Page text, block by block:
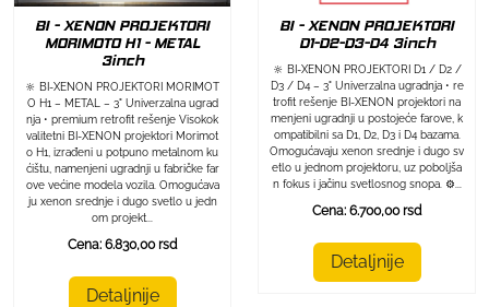
BI - XENON PROJEKTORI
MORIMOTO H1 - METAL
3inch
🔆 BI-XENON PROJEKTORI MORIMOT
O H1 – METAL – 3" Univerzalna ugrad
nja • premium retrofit rešenje Visokok
valitetni BI-XENON projektori Morimot
o H1, izrađeni u potpuno metalnom ku
ćištu, namenjeni ugradnji u fabričke far
ove većine modela vozila. Omogućava
ju xenon srednje i dugo svetlo u jedn
om projekt...
Cena: 6.830,00 rsd
Detaljnije
BI - XENON PROJEKTORI
D1-D2-D3-D4 3inch
🔆 BI-XENON PROJEKTORI D1 / D2 /
D3 / D4 – 3" Univerzalna ugradnja • re
trofit rešenje BI-XENON projektori na
menjeni ugradnji u postojeće farove, k
ompatibilni sa D1, D2, D3 i D4 bazama.
Omogućavaju xenon srednje i dugo sv
etlo u jednom projektoru, uz poboljša
n fokus i jačinu svetlosnog snopa. ⚙️...
Cena: 6.700,00 rsd
Detaljnije